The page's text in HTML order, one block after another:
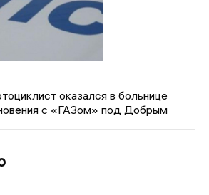
оказался в больнице
с «ГАЗом» под Добрым